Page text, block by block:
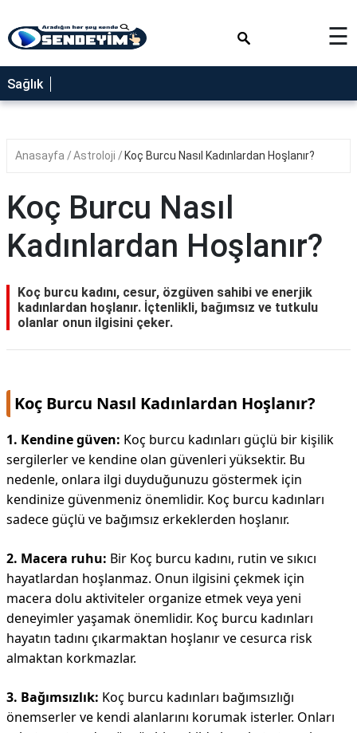
SAĞLIK
NEDİR
YEMEK
RÜYA
TABİRLERİ
GEZİLECEK
BLOG
☰
Sağlık
Anasayfa Astroloji Koç Burcu Nasıl Kadınlardan Hoşlanır?
Koç Burcu Nasıl
Kadınlardan Hoşlanır?
Koç burcu kadını, cesur, özgüven sahibi ve enerjik
kadınlardan hoşlanır. İçtenlikli, bağımsız ve tutkulu
olanlar onun ilgisini çeker.
Koç Burcu Nasıl Kadınlardan Hoşlanır?
1. Kendine güven: Koç burcu kadınları güçlü bir kişilik
sergilerler ve kendine olan güvenleri yüksektir. Bu
nedenle, onlara ilgi duyduğunuzu göstermek için
kendinize güvenmeniz önemlidir. Koç burcu kadınları
sadece güçlü ve bağımsız erkeklerden hoşlanır.
2. Macera ruhu: Bir Koç burcu kadını, rutin ve sıkıcı
hayatlardan hoşlanmaz. Onun ilgisini çekmek için
macera dolu aktiviteler organize etmek veya yeni
deneyimler yaşamak önemlidir. Koç burcu kadınları
hayatın tadını çıkarmaktan hoşlanır ve cesurca risk
almaktan korkmazlar.
3. Bağımsızlık: Koç burcu kadınları bağımsızlığı
önemserler ve kendi alanlarını korumak isterler. Onları